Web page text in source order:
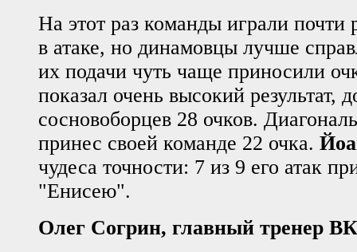
На этот раз команды играли почти
в атаке, но динамовцы лучше
их подачи чуть чаще приносили
показал очень высокий результат,
сосновоборцев 28 очков.
принес своей команде 22 очка.
чудеса точности: 7 из 9 его атак
"Енисею".
Олег Согрин, главный тренер